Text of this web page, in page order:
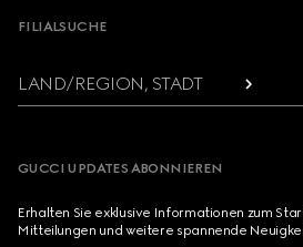
FILIALSUCHE
LAND/REGION, STADT
GUCCI UPDATES ABONNIEREN
Erhalten Sie exklusive Informationen zum
Mitteilungen und weitere spannende